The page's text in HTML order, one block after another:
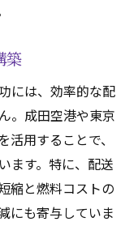
築
には、効率的な配
。成田空港や東京
用することで、
ます。特に、配送
縮と燃料コストの
にも寄与していま